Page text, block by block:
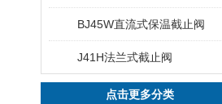
BJ45W直流式保温截止阀
J41H法兰式截止阀
点击更多分类